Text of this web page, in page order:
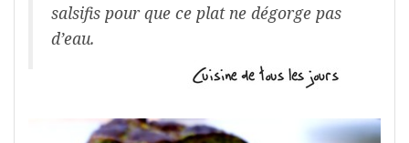
salsifis pour que ce plat ne dégorge pas
d’eau.